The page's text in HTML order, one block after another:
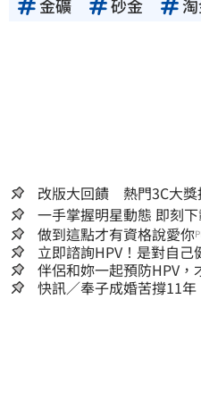
金礦 砂金
改版大回饋 熱門3C大獎
一手掌握明
做到這點才有資格說愛你
立即諮詢HPV！是對自
嫌晚！
伴侶和妳一起預防HPV，
快訊／奉子成婚苦撐11